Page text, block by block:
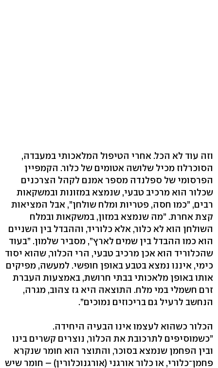
וזה עוד לא הכל. אחרי הטיפול המלאכותי במעבדה,
הסוכרלוז מכיל שלושה אטומים של כלור. הקמפיין
הפרסומי של ספלנדה מספר אמנם לקהל הצרכנים
שכלור הוא מרכיב טבעי, שנמצא במזונות ובמשקאות
רבים, ”כמו חסה, פטריות ומלח שולחן”, אבל המציאות
קצת אחרת. ”מה שנמצא במזון, במשקאות ובמלח
השולחן הוא לא כלור, אלא כלוריד, וההבדל בין השניים
הוא כמו ההבדל בין שמים לארץ”, מסביר שלמון. ”בעוד
שהכלוריד הוא אכן מרכיב טבעי, הרי הכלור, שהוא יסוד
כימי, איננו נמצא בטבע באופן חופשי. למעשה, מפיקים
אותו באופן מלאכותי בבתי חרושת, באמצעות העברת
זרם חשמלי במי מלח. התוצאה היא גז צהוב, מגרה,
הנחשב לרעיל גם בריכוזים נמוכים”.
הכלור כשהוא לעצמו אינו הבעיה היחידה.
”כשמוסיפים לתרכובת את הכלור, נוצרים קשרים בינו
ובין הפחמן שנמצא בסוכר, והתוצר הוא חומר שנקרא
פחמן־כלורי, או כלור אורגני (אורגנוכלורין) – חומר שיש